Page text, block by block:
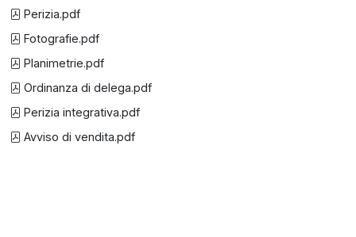
Perizia.pdf
Fotografie.pdf
Planimetrie.pdf
Ordinanza di delega.pdf
Perizia integrativa.pdf
Avviso di vendita.pdf